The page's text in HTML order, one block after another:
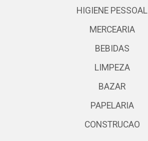
HIGIENE PESSOAL
MERCEARIA
BEBIDAS
LIMPEZA
BAZAR
PAPELARIA
CONSTRUCAO